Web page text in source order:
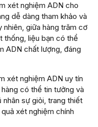
xét nghiệm ADN cho
dễ dàng tham khảo và
giữa hàng trăm cơ
thống, liệu bạn có thể
ADN chất lượng, đáng
xét nghiệm ADN uy tín
có thể tin tưởng và
nhân sự giỏi, trang thiết
xét nghiệm chính